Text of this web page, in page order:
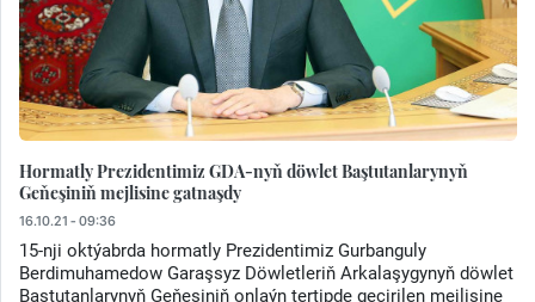
Hormatly Prezidentimiz GDA-nyň döwlet Baştutanlarynyň
Geňeşiniň mejlisine gatnaşdy
16.10.21 - 09:36
15-nji oktýabrda hormatly Prezidentimiz Gurbanguly
Berdimuhamedow Garaşsyz Döwletleriň Arkalaşygynyň döwlet
Baştutanlarynyň Geňeşiniň onlaýn tertipde geçirilen mejlisine